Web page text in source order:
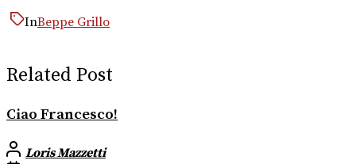
InBeppe Grillo
Related Post
Ciao Francesco!
Loris Mazzetti